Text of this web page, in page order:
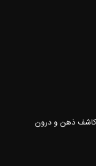
کاشف ذهن و درون